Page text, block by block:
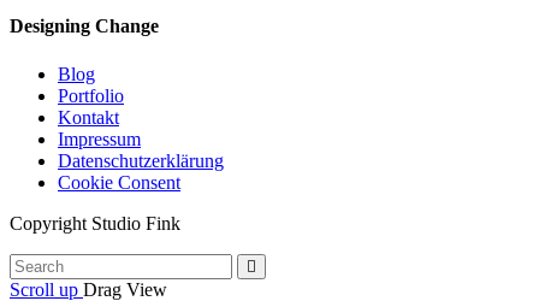
Designing Change
Blog
Portfolio
Kontakt
Impressum
Datenschutzerklärung
Cookie Consent
Copyright Studio Fink
Scroll up Drag View